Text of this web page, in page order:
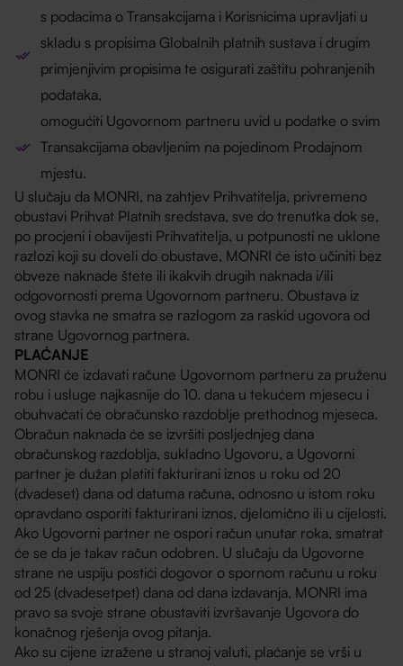
s podacima o Transakcijama i Korisnicima upravljati u
skladu s propisima Globalnih platnih sustava i drugim
primjenjivim propisima te osigurati zaštitu pohranjenih
podataka,
omogućiti Ugovornom partneru uvid u podatke o svim
Transakcijama obavljenim na pojedinom Prodajnom
mjestu.
U slučaju da MONRI, na zahtjev Prihvatitelja, privremeno
obustavi Prihvat Platnih sredstava, sve do trenutka dok se,
po procjeni i obavijesti Prihvatitelja, u potpunosti ne uklone
razlozi koji su doveli do obustave, MONRI će isto učiniti bez
obveze naknade štete ili ikakvih drugih naknada i/ili
odgovornosti prema Ugovornom partneru. Obustava iz
ovog stavka ne smatra se razlogom za raskid ugovora od
strane Ugovornog partnera.
PLAĆANJE
MONRI će izdavati račune Ugovornom partneru za pruženu
robu i usluge najkasnije do 10. dana u tekućem mjesecu i
obuhvaćati će obračunsko razdoblje prethodnog mjeseca.
Obračun naknada će se izvršiti posljednjeg dana
obračunskog razdoblja, sukladno Ugovoru, a Ugovorni
partner je dužan platiti fakturirani iznos u roku od 20
(dvadeset) dana od datuma računa, odnosno u istom roku
opravdano osporiti fakturirani iznos, djelomično ili u cijelosti.
Ako Ugovorni partner ne ospori račun unutar roka, smatrat
će se da je takav račun odobren. U slučaju da Ugovorne
strane ne uspiju postići dogovor o spornom računu u roku
od 25 (dvadesetpet) dana od dana izdavanja, MONRI ima
pravo sa svoje strane obustaviti izvršavanje Ugovora do
konačnog rješenja ovog pitanja.
Ako su cijene izražene u stranoj valuti, plaćanje se vrši u